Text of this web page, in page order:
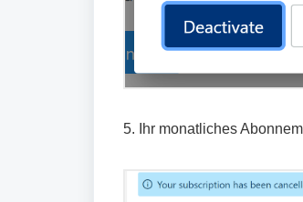
5. Ihr monatliches